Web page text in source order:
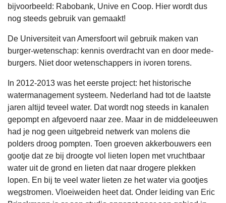
bijvoorbeeld: Rabobank, Unive en Coop. Hier wordt dus
nog steeds gebruik van gemaakt!
De Universiteit van Amersfoort wil gebruik maken van
burger-wetenschap: kennis overdracht van en door mede-
burgers. Niet door wetenschappers in ivoren torens.
In 2012-2013 was het eerste project: het historische
watermanagement systeem. Nederland had tot de laatste
jaren altijd teveel water. Dat wordt nog steeds in kanalen
gepompt en afgevoerd naar zee. Maar in de middeleeuwen
had je nog geen uitgebreid netwerk van molens die
polders droog pompten. Toen groeven akkerbouwers een
gootje dat ze bij droogte vol lieten lopen met vruchtbaar
water uit de grond en lieten dat naar drogere plekken
lopen. En bij te veel water lieten ze het water via gootjes
wegstromen. Vloeiweiden heet dat. Onder leiding van Eric